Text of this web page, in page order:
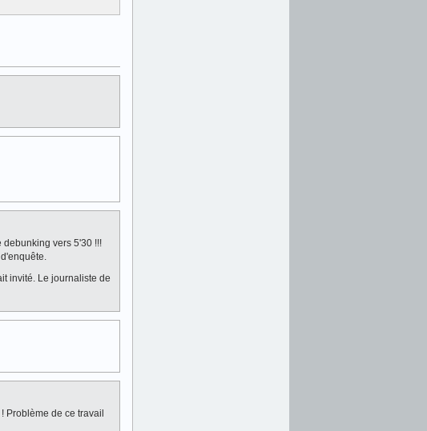
debunking vers 5'30 !!!
invité. Le journaliste de
Problème de ce travail